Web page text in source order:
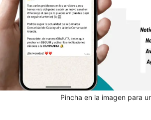
Pincha en la imagen para